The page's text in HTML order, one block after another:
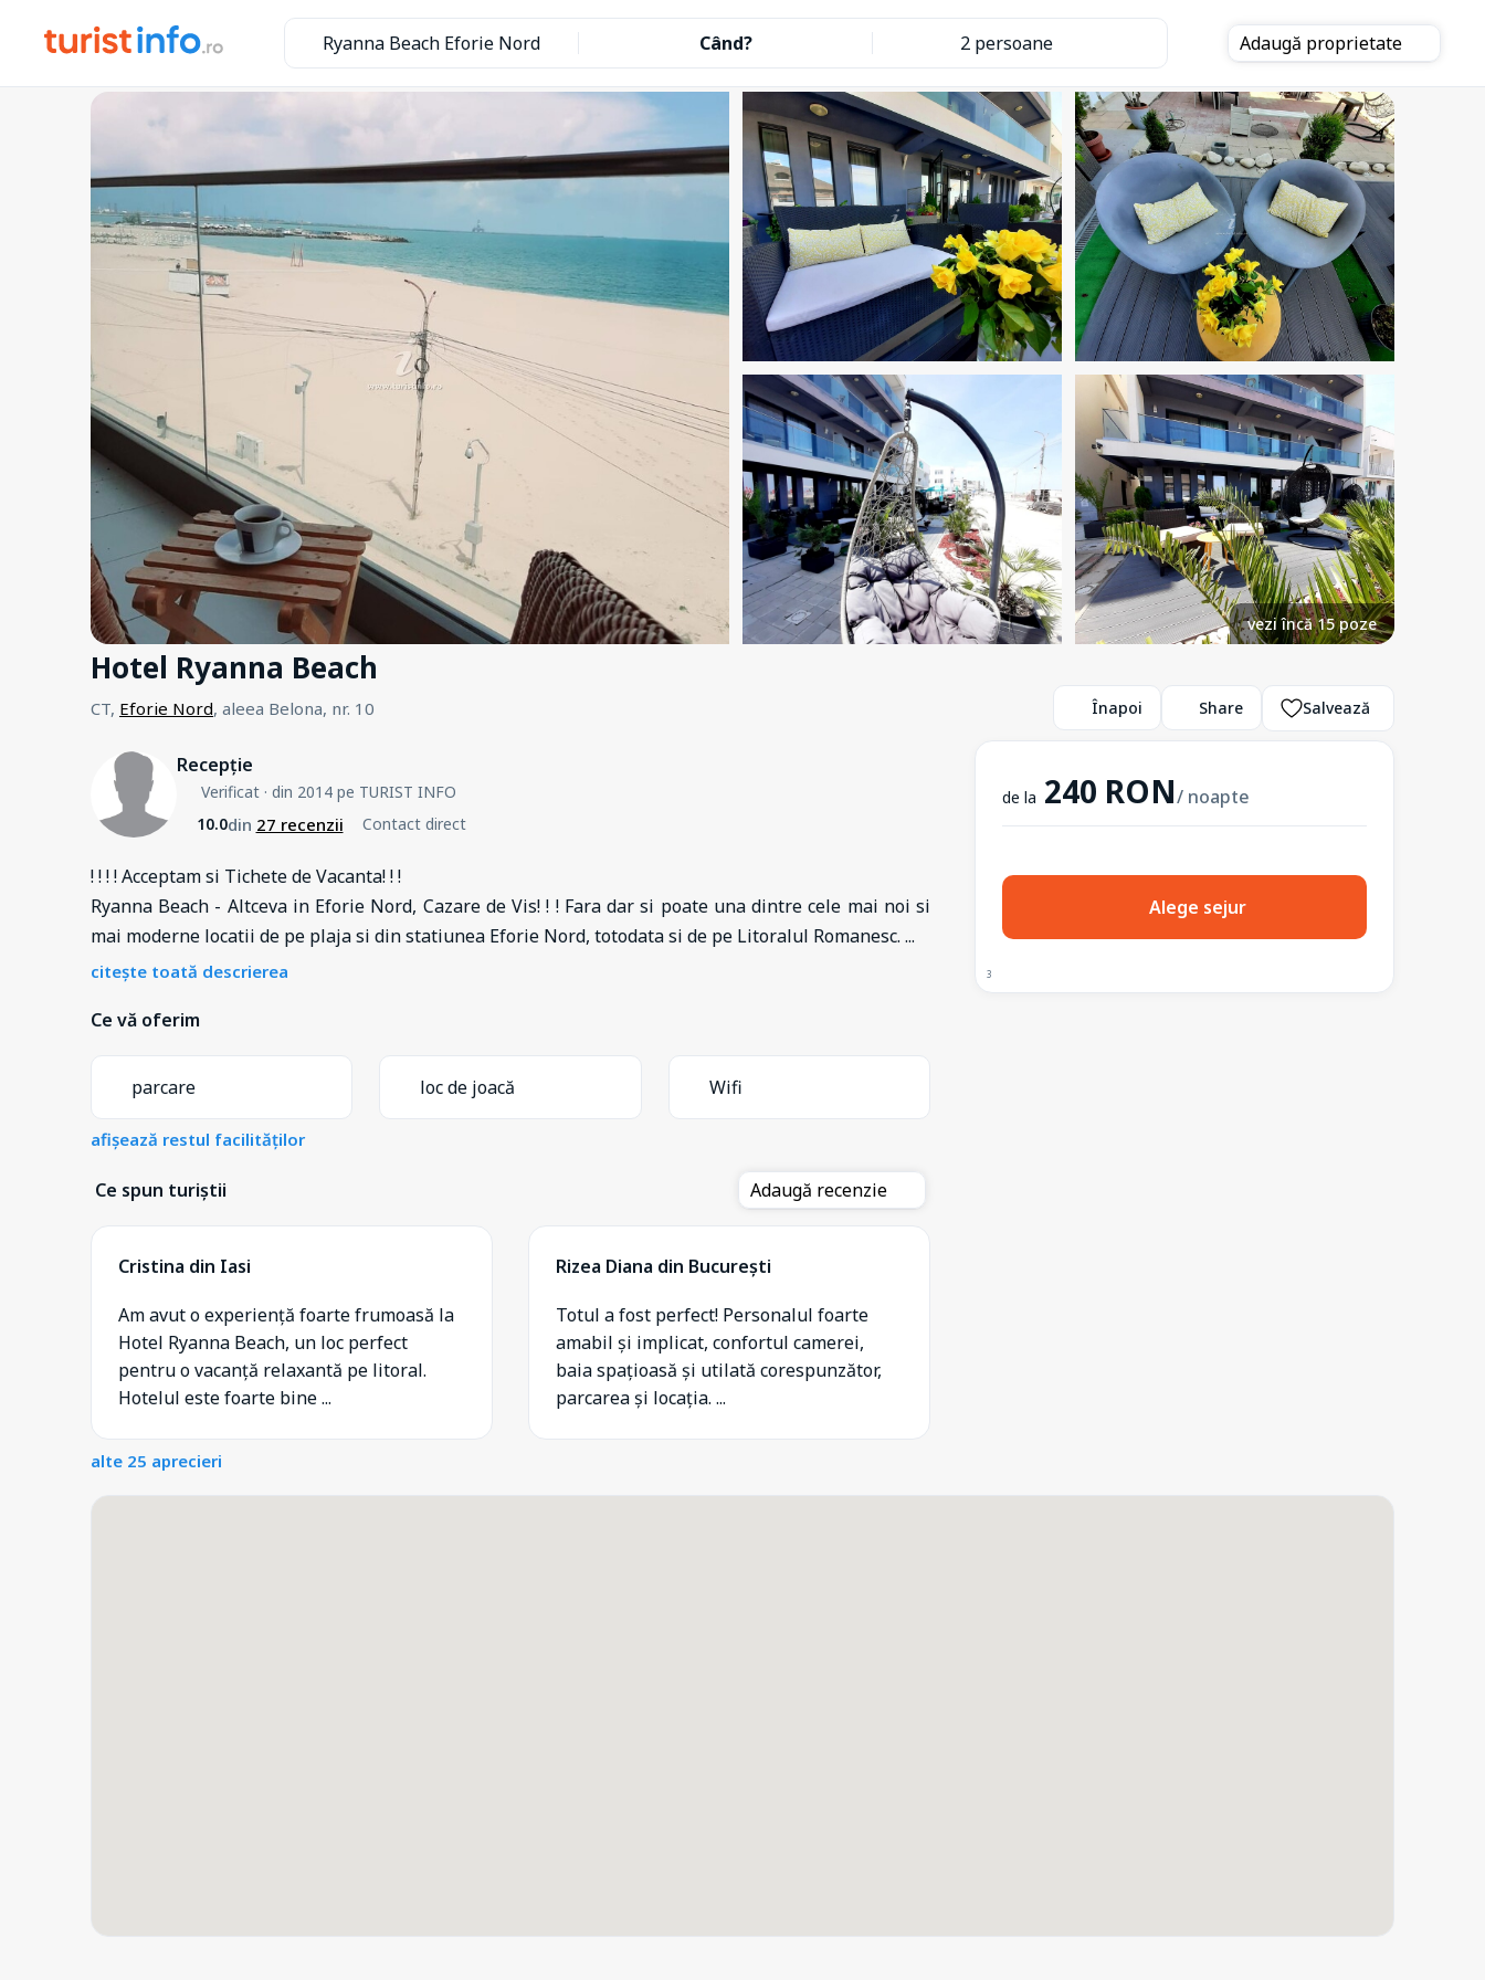
Ryanna Beach Eforie Nord Când? 2 persoane Adaugă proprietate
vezi încă 15 poze
Hotel Ryanna Beach
CT, Eforie Nord, aleea Belona, nr. 10 Înapoi Share Salvează
Recepție
Verificat· din 2014 pe TURIST INFO
10.0din 27 recenzii Contact direct
! ! ! ! Acceptam si Tichete de Vacanta! ! !
Ryanna Beach - Altceva in Eforie Nord, Cazare de Vis! ! ! Fara dar si poate una dintre cele mai noi si
mai moderne locatii de pe plaja si din statiunea Eforie Nord, totodata si de pe Litoralul Romanesc. ...
citește toată descrierea
Ce vă oferim
parcare loc de joacă Wifi
afișează restul facilităților
Ce spun turiștii Adaugă recenzie
Cristina din Iasi
Am avut o experiență foarte frumoasă la
Hotel Ryanna Beach, un loc perfect
pentru o vacanță relaxantă pe litoral.
Hotelul este foarte bine ...
Rizea Diana din București
Totul a fost perfect! Personalul foarte
amabil și implicat, confortul camerei,
baia spațioasă și utilată corespunzător,
parcarea și locația. ...
alte 25 aprecieri
de la 240 RON/ noapte
Alege sejur
3